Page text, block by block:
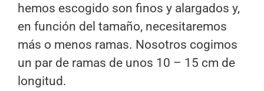
hemos escogido son finos y alargados y,
en función del tamaño, necesitaremos
más o menos ramas. Nosotros cogimos
un par de ramas de unos 10 – 15 cm de
longitud.